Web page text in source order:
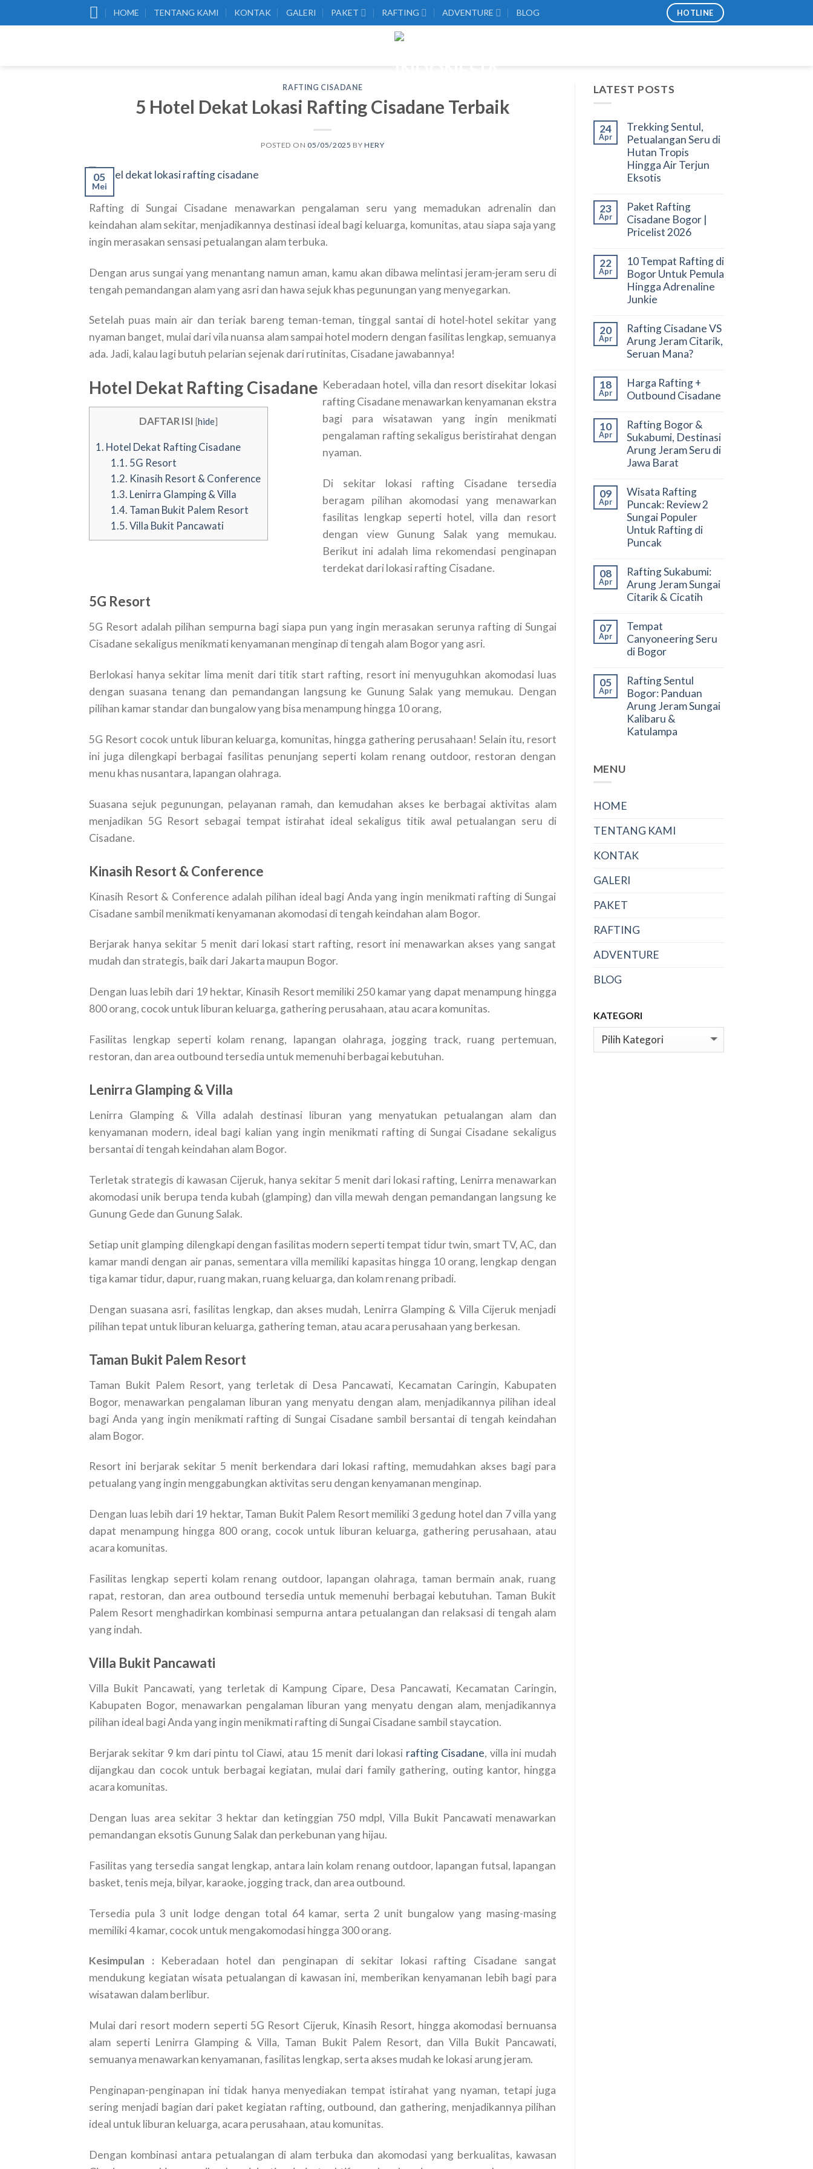
to
HOME TENTANG KAMI KONTAK GALERI PAKET RAFTING ADVENTURE BLOG HOTLINE
RAFTING CISADANE
5 Hotel Dekat Lokasi Rafting Cisadane Terbaik
POSTED ON05/05/2025 BY HERY
05
Mei
Rafting di Sungai Cisadane menawarkan pengalaman seru yang memadukan adrenalin dan
keindahan alam sekitar, menjadikannya destinasi ideal bagi keluarga, komunitas, atau siapa saja yang
ingin merasakan sensasi petualangan alam terbuka.
Dengan arus sungai yang menantang namun aman, kamu akan dibawa melintasi jeram-jeram seru di
tengah pemandangan alam yang asri dan hawa sejuk khas pegunungan yang menyegarkan.
Setelah puas main air dan teriak bareng teman-teman, tinggal santai di hotel-hotel sekitar yang
nyaman banget, mulai dari vila nuansa alam sampai hotel modern dengan fasilitas lengkap, semuanya
ada. Jadi, kalau lagi butuh pelarian sejenak dari rutinitas, Cisadane jawabannya!
Hotel Dekat Rafting Cisadane
DAFTAR ISI [hide]
1. Hotel Dekat Rafting Cisadane
1.1. 5G Resort
1.2. Kinasih Resort & Conference
1.3. Lenirra Glamping & Villa
1.4. Taman Bukit Palem Resort
1.5. Villa Bukit Pancawati
Keberadaan hotel, villa dan resort disekitar lokasi
rafting Cisadane menawarkan kenyamanan ekstra
bagi para wisatawan yang ingin menikmati
pengalaman rafting sekaligus beristirahat dengan
nyaman.
Di sekitar lokasi rafting Cisadane tersedia
beragam pilihan akomodasi yang menawarkan
fasilitas lengkap seperti hotel, villa dan resort
dengan view Gunung Salak yang memukau.
Berikut ini adalah lima rekomendasi penginapan
terdekat dari lokasi rafting Cisadane.
5G Resort
5G Resort adalah pilihan sempurna bagi siapa pun yang ingin merasakan serunya rafting di Sungai
Cisadane sekaligus menikmati kenyamanan menginap di tengah alam Bogor yang asri.
Berlokasi hanya sekitar lima menit dari titik start rafting, resort ini menyuguhkan akomodasi luas
dengan suasana tenang dan pemandangan langsung ke Gunung Salak yang memukau. Dengan
pilihan kamar standar dan bungalow yang bisa menampung hingga 10 orang,
5G Resort cocok untuk liburan keluarga, komunitas, hingga gathering perusahaan! Selain itu, resort
ini juga dilengkapi berbagai fasilitas penunjang seperti kolam renang outdoor, restoran dengan
menu khas nusantara, lapangan olahraga.
Suasana sejuk pegunungan, pelayanan ramah, dan kemudahan akses ke berbagai aktivitas alam
menjadikan 5G Resort sebagai tempat istirahat ideal sekaligus titik awal petualangan seru di
Cisadane.
Kinasih Resort & Conference
Kinasih Resort & Conference adalah pilihan ideal bagi Anda yang ingin menikmati rafting di Sungai
Cisadane sambil menikmati kenyamanan akomodasi di tengah keindahan alam Bogor.
Berjarak hanya sekitar 5 menit dari lokasi start rafting, resort ini menawarkan akses yang sangat
mudah dan strategis, baik dari Jakarta maupun Bogor.
Dengan luas lebih dari 19 hektar, Kinasih Resort memiliki 250 kamar yang dapat menampung hingga
800 orang, cocok untuk liburan keluarga, gathering perusahaan, atau acara komunitas.
Fasilitas lengkap seperti kolam renang, lapangan olahraga, jogging track, ruang pertemuan,
restoran, dan area outbound tersedia untuk memenuhi berbagai kebutuhan.
Lenirra Glamping & Villa
Lenirra Glamping & Villa adalah destinasi liburan yang menyatukan petualangan alam dan
kenyamanan modern, ideal bagi kalian yang ingin menikmati rafting di Sungai Cisadane sekaligus
bersantai di tengah keindahan alam Bogor.
Terletak strategis di kawasan Cijeruk, hanya sekitar 5 menit dari lokasi rafting, Lenirra menawarkan
akomodasi unik berupa tenda kubah (glamping) dan villa mewah dengan pemandangan langsung ke
Gunung Gede dan Gunung Salak.
Setiap unit glamping dilengkapi dengan fasilitas modern seperti tempat tidur twin, smart TV, AC, dan
kamar mandi dengan air panas, sementara villa memiliki kapasitas hingga 10 orang, lengkap dengan
tiga kamar tidur, dapur, ruang makan, ruang keluarga, dan kolam renang pribadi.
Dengan suasana asri, fasilitas lengkap, dan akses mudah, Lenirra Glamping & Villa Cijeruk menjadi
pilihan tepat untuk liburan keluarga, gathering teman, atau acara perusahaan yang berkesan.
Taman Bukit Palem Resort
Taman Bukit Palem Resort, yang terletak di Desa Pancawati, Kecamatan Caringin, Kabupaten
Bogor, menawarkan pengalaman liburan yang menyatu dengan alam, menjadikannya pilihan ideal
bagi Anda yang ingin menikmati rafting di Sungai Cisadane sambil bersantai di tengah keindahan
alam Bogor.
Resort ini berjarak sekitar 5 menit berkendara dari lokasi rafting, memudahkan akses bagi para
petualang yang ingin menggabungkan aktivitas seru dengan kenyamanan menginap.
Dengan luas lebih dari 19 hektar, Taman Bukit Palem Resort memiliki 3 gedung hotel dan 7 villa yang
dapat menampung hingga 800 orang, cocok untuk liburan keluarga, gathering perusahaan, atau
acara komunitas.
Fasilitas lengkap seperti kolam renang outdoor, lapangan olahraga, taman bermain anak, ruang
rapat, restoran, dan area outbound tersedia untuk memenuhi berbagai kebutuhan. Taman Bukit
Palem Resort menghadirkan kombinasi sempurna antara petualangan dan relaksasi di tengah alam
yang indah.
Villa Bukit Pancawati
Villa Bukit Pancawati, yang terletak di Kampung Cipare, Desa Pancawati, Kecamatan Caringin,
Kabupaten Bogor, menawarkan pengalaman liburan yang menyatu dengan alam, menjadikannya
pilihan ideal bagi Anda yang ingin menikmati rafting di Sungai Cisadane sambil staycation.
Berjarak sekitar 9 km dari pintu tol Ciawi, atau 15 menit dari lokasi rafting Cisadane, villa ini mudah
dijangkau dan cocok untuk berbagai kegiatan, mulai dari family gathering, outing kantor, hingga
acara komunitas.
Dengan luas area sekitar 3 hektar dan ketinggian 750 mdpl, Villa Bukit Pancawati menawarkan
pemandangan eksotis Gunung Salak dan perkebunan yang hijau.
Fasilitas yang tersedia sangat lengkap, antara lain kolam renang outdoor, lapangan futsal, lapangan
basket, tenis meja, bilyar, karaoke, jogging track, dan area outbound.
Tersedia pula 3 unit lodge dengan total 64 kamar, serta 2 unit bungalow yang masing-masing
memiliki 4 kamar, cocok untuk mengakomodasi hingga 300 orang.
Kesimpulan :Keberadaan hotel dan penginapan di sekitar lokasi rafting Cisadane sangat
mendukung kegiatan wisata petualangan di kawasan ini, memberikan kenyamanan lebih bagi para
wisatawan dalam berlibur.
Mulai dari resort modern seperti 5G Resort Cijeruk, Kinasih Resort, hingga akomodasi bernuansa
alam seperti Lenirra Glamping & Villa, Taman Bukit Palem Resort, dan Villa Bukit Pancawati,
semuanya menawarkan kenyamanan, fasilitas lengkap, serta akses mudah ke lokasi arung jeram.
Penginapan-penginapan ini tidak hanya menyediakan tempat istirahat yang nyaman, tetapi juga
sering menjadi bagian dari paket kegiatan rafting, outbound, dan gathering, menjadikannya pilihan
ideal untuk liburan keluarga, acara perusahaan, atau komunitas.
Dengan kombinasi antara petualangan di alam terbuka dan akomodasi yang berkualitas, kawasan
LATEST POSTS
24
Apr
Trekking Sentul,
Petualangan Seru di
Hutan Tropis
Hingga Air Terjun
Eksotis
23
Apr
Paket Rafting
Cisadane Bogor |
Pricelist 2026
22
Apr
10 Tempat Rafting di
Bogor Untuk Pemula
Hingga Adrenaline
Junkie
20
Apr
Rafting Cisadane VS
Arung Jeram Citarik,
Seruan Mana?
18
Apr
Harga Rafting +
Outbound Cisadane
10
Apr
Rafting Bogor &
Sukabumi, Destinasi
Arung Jeram Seru di
Jawa Barat
09
Apr
Wisata Rafting
Puncak: Review 2
Sungai Populer
Untuk Rafting di
Puncak
08
Apr
Rafting Sukabumi:
Arung Jeram Sungai
Citarik & Cicatih
07
Apr
Tempat
Canyoneering Seru
di Bogor
05
Apr
Rafting Sentul
Bogor: Panduan
Arung Jeram Sungai
Kalibaru &
Katulampa
MENU
HOME
TENTANG KAMI
KONTAK
GALERI
PAKET
RAFTING
ADVENTURE
BLOG
KATEGORI